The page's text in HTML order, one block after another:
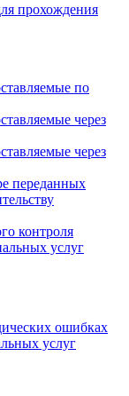
прохождения
по
через
через
переданных
контроля
услуг
ошибках
услуг